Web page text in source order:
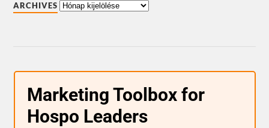
ARCHIVES
Marketing Toolbox for
Hospo Leaders